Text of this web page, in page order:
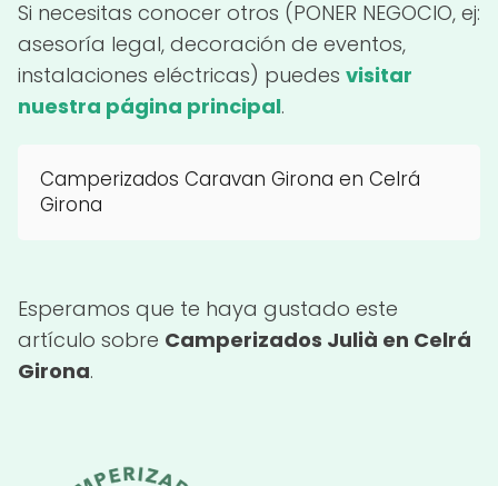
Si necesitas conocer otros (PONER NEGOCIO, ej:
asesoría legal, decoración de eventos,
instalaciones eléctricas) puedes visitar
nuestra página principal.
Camperizados Caravan Girona en Celrá
Girona
Esperamos que te haya gustado este
artículo sobre Camperizados Julià en Celrá
Girona.